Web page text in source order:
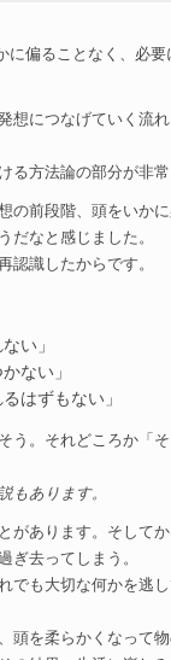
に偏ることなく、必
想につなげていく流
る方法論の部分が非
の前段階、頭をいか
だなと感じました。
認識したからです。
い」
ない」
はずもない」
う。それどころか「
もあります。
があります。そして
ぎ去ってしまう。
でも大切な何かを逃
頭を柔らかくなって